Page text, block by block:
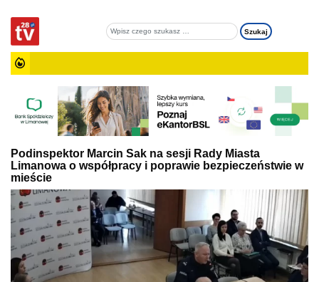
Podinspektor Marcin Sak na sesji Rady Miasta
Limanowa o współpracy i poprawie bezpieczeństwie w
mieście